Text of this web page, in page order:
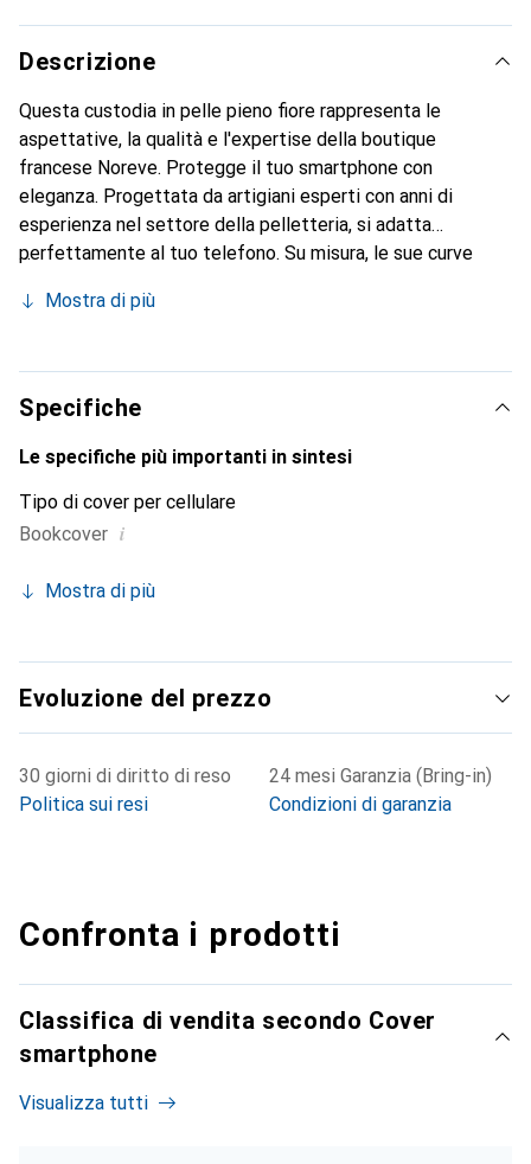
Descrizione
Questa custodia in pelle pieno fiore rappresenta le
aspettative, la qualità e l'expertise della boutique
francese Noreve. Protegge il tuo smartphone con
eleganza. Progettata da artigiani esperti con anni di
esperienza nel settore della pelletteria, si adatta
perfettamente al tuo telefono. Su misura, le sue curve
accessorio chic e indispensabile per il tuo smartphone. Il
suoi prodotti di alta qualità ed è una scelta affidabile per
una clientela esigente.
Mostra di più
Specifiche
Le specifiche più importanti in sintesi
Tipo di cover per cellulare
Bookcover i
Mostra di più
Evoluzione del prezzo
30 giorni di diritto di reso
Politica sui resi
24 mesi Garanzia (Bring-in)
Condizioni di garanzia
Confronta i prodotti
Classifica di vendita secondo Cover
smartphone
Visualizza tutti